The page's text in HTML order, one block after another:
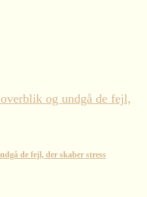
de fejl, der skaber stress